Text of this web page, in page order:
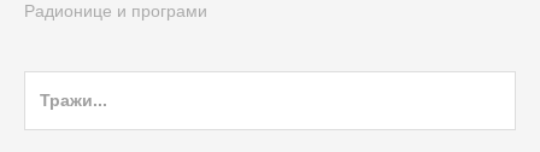
Радионице и програми